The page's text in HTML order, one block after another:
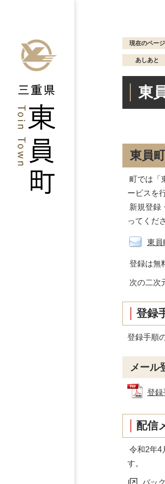
現在のページ
あしあと
東
東員
町では「
ービスを
新規登録
ってくだ
東員
登録は無
次の二次
登録
登録手順
メール
登録
配信
令和2年4
す。
バッ